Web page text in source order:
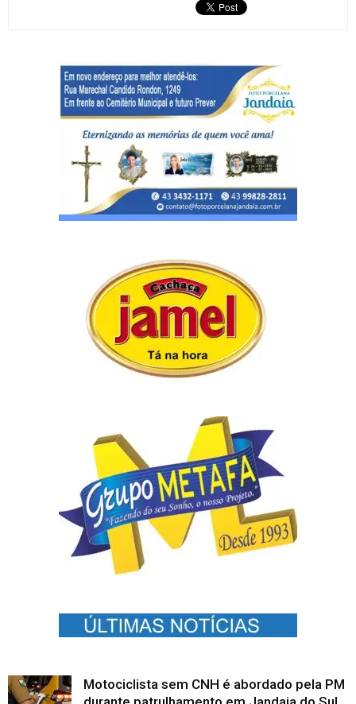
Motociclista sem CNH é abordado pela PM